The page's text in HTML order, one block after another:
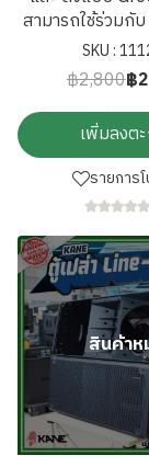
สามารถใช้ร่วมกั
SKU :
฿2,800฿
เพิ่มลงต
รายการ
สินค้าห